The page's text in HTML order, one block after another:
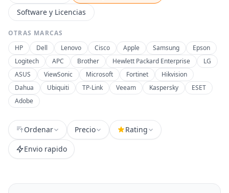
Software y Licencias
OTRAS MARCAS
HP
Dell Lenovo Cisco Apple Samsung
Epson
Logitech
APC Brother Hewlett Packard Enterprise
LG
ASUS
ViewSonic Microsoft Fortinet
Hikvision
Dahua
Ubiquiti TP-Link Veeam Kaspersky
ESET
Adobe
Ordenar Precio
Rating
Envio rapido